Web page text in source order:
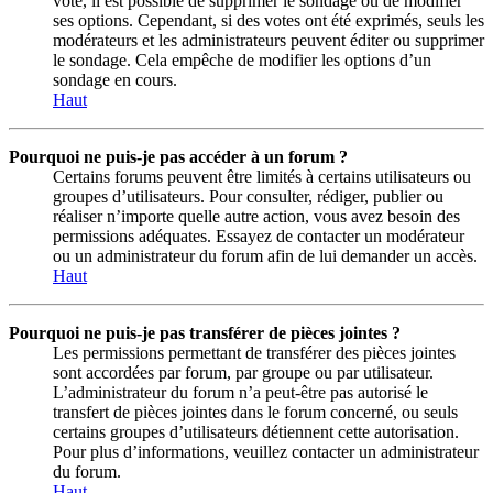
ses options. Cependant, si des votes ont été exprimés, seuls les
modérateurs et les administrateurs peuvent éditer ou supprimer
le sondage. Cela empêche de modifier les options d’un
sondage en cours.
Haut
Pourquoi ne puis-je pas accéder à un forum ?
Certains forums peuvent être limités à certains utilisateurs ou
groupes d’utilisateurs. Pour consulter, rédiger, publier ou
réaliser n’importe quelle autre action, vous avez besoin des
permissions adéquates. Essayez de contacter un modérateur
ou un administrateur du forum afin de lui demander un accès.
Haut
Pourquoi ne puis-je pas transférer de pièces jointes ?
Les permissions permettant de transférer des pièces jointes
sont accordées par forum, par groupe ou par utilisateur.
L’administrateur du forum n’a peut-être pas autorisé le
transfert de pièces jointes dans le forum concerné, ou seuls
certains groupes d’utilisateurs détiennent cette autorisation.
Pour plus d’informations, veuillez contacter un administrateur
du forum.